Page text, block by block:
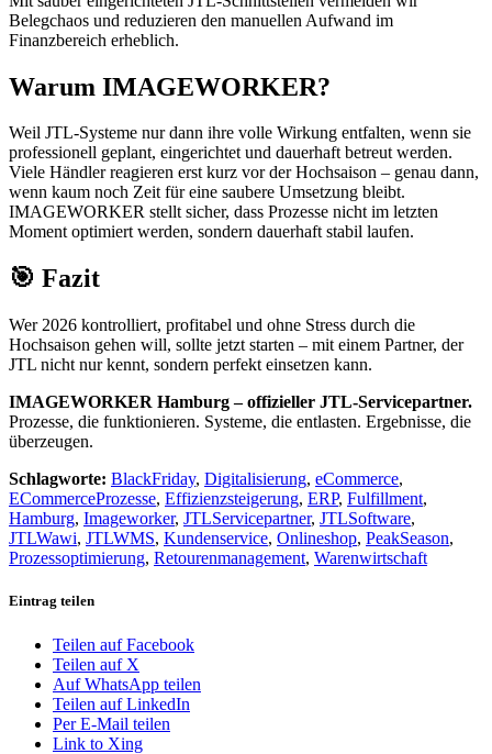
Belegchaos und reduzieren den manuellen Aufwand im
Finanzbereich erheblich.
Warum IMAGEWORKER?
Weil JTL-Systeme nur dann ihre volle Wirkung entfalten, wenn sie
professionell geplant, eingerichtet und dauerhaft betreut werden.
Viele Händler reagieren erst kurz vor der Hochsaison – genau dann,
wenn kaum noch Zeit für eine saubere Umsetzung bleibt.
IMAGEWORKER stellt sicher, dass Prozesse nicht im letzten
Moment optimiert werden, sondern dauerhaft stabil laufen.
🎯 Fazit
Wer 2026 kontrolliert, profitabel und ohne Stress durch die
Hochsaison gehen will, sollte jetzt starten – mit einem Partner, der
JTL nicht nur kennt, sondern perfekt einsetzen kann.
IMAGEWORKER Hamburg – offizieller JTL-Servicepartner.
Prozesse, die funktionieren. Systeme, die entlasten. Ergebnisse, die
überzeugen.
Schlagworte: BlackFriday, Digitalisierung, eCommerce,
ECommerceProzesse, Effizienzsteigerung, ERP, Fulfillment,
Hamburg, Imageworker, JTLServicepartner, JTLSoftware,
JTLWawi, JTLWMS, Kundenservice, Onlineshop, PeakSeason,
Prozessoptimierung, Retourenmanagement, Warenwirtschaft
Eintrag teilen
Teilen auf Facebook
Teilen auf X
Auf WhatsApp teilen
Teilen auf LinkedIn
Per E-Mail teilen
Link to Xing